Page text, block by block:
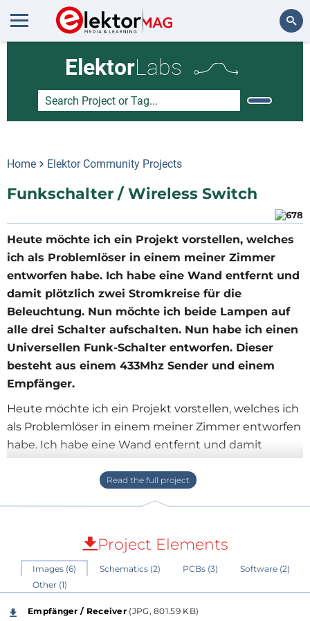
ElektorLabs
Home Elektor Community Projects
Funkschalter / Wireless Switch
Heute möchte ich ein Projekt vorstellen, welches
ich als Problemlöser in einem meiner Zimmer
entworfen habe. Ich habe eine Wand entfernt und
damit plötzlich zwei Stromkreise für die
Beleuchtung. Nun möchte ich beide Lampen auf
alle drei Schalter aufschalten. Nun habe ich einen
Universellen Funk-Schalter entworfen. Dieser
besteht aus einem 433Mhz Sender und einem
Empfänger.
Heute möchte ich ein Projekt vorstellen, welches ich
als Problemlöser in einem meiner Zimmer entworfen
habe. Ich habe eine Wand entfernt und damit
plötzlich zwei Stromkreise für die Beleuchtung. Nun
möchte ich beide Lampen auf alle drei Schalter
aufschalten. Nun habe ich einen Universellen Funk-
433Mhz Sender und einem Empfänger. Ziel war es
kostengünstig dieses Projekt zu realisieren. Im
Baumarkt bekommt man einen Funksender ab etwa
25€, ein Empfänger dazu kostet noch mehr.
Bekannte Homematic Funkschalter kosten locker
Project Elements
Images (6) Schematics (2) PCBs (3)
Software (2)
Other (1)
Empfänger / Receiver (JPG, 801.59 KB)